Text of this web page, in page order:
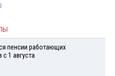
пенсии работающих
1 августа